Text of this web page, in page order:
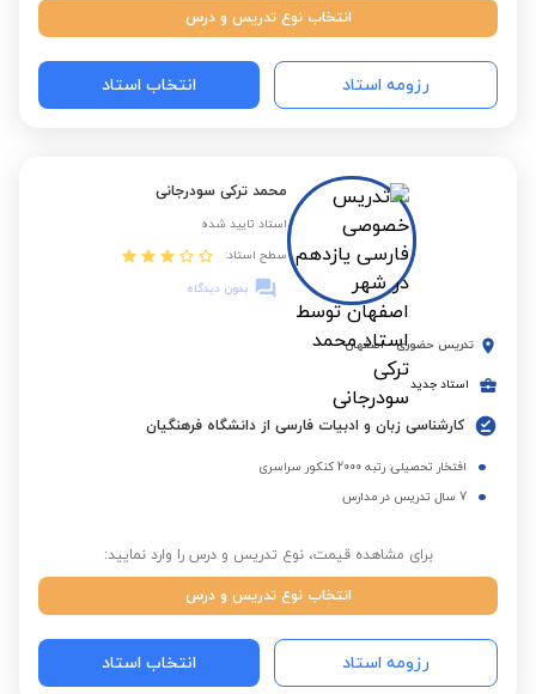
انتخاب نوع تدریس و درس
رزومه استاد انتخاب استاد
محمد ترکی سودرجانی
استاد تایید شده
سطح استاد:
بدون دیدگاه
تدریس حضوری - اصفهان
استاد جدید
کارشناسی زبان و ادبیات فارسی از دانشگاه فرهنگیان
افتخار تحصیلی: رتبه 2000 کنکور سراسری
7 سال تدریس در مدارس
برای مشاهده قیمت، نوع تدریس و درس را وارد نمایید:
انتخاب نوع تدریس و درس
رزومه استاد انتخاب استاد